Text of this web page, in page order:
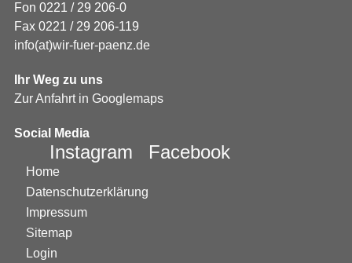
Fon 0221 / 29 206-0
Fax 0221 / 29 206-119
info(at)wir-fuer-paenz.de
Ihr Weg zu uns
Zur Anfahrt in Googlemaps
Social Media
Instagram Facebook
Home
Datenschutzerklärung
Impressum
Sitemap
Login